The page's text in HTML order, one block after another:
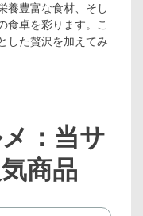
養豊富な食材、そし
食卓を彩ります。こ
した贅沢を加えてみ
：当サ
商品